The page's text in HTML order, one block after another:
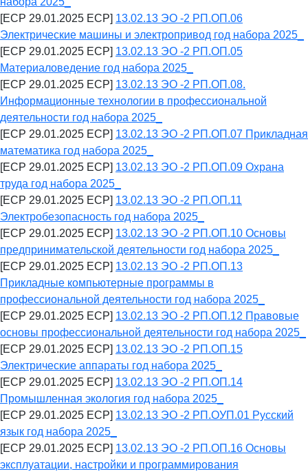
[ECP 29.01.2025 ECP] 13.02.13 ЭО -2 РП.ОП.06
Электрические машины и электропривод год набора 2025_
[ECP 29.01.2025 ECP] 13.02.13 ЭО -2 РП.ОП.05
Материаловедение год набора 2025_
[ECP 29.01.2025 ECP] 13.02.13 ЭО -2 РП.ОП.08.
Информационные технологии в профессиональной
деятельности год набора 2025_
[ECP 29.01.2025 ECP] 13.02.13 ЭО -2 РП.ОП.07 Прикладная
математика год набора 2025_
[ECP 29.01.2025 ECP] 13.02.13 ЭО -2 РП.ОП.09 Охрана
труда год набора 2025_
[ECP 29.01.2025 ECP] 13.02.13 ЭО -2 РП.ОП.11
Электробезопасность год набора 2025_
[ECP 29.01.2025 ECP] 13.02.13 ЭО -2 РП.ОП.10 Основы
предпринимательской деятельности год набора 2025_
[ECP 29.01.2025 ECP] 13.02.13 ЭО -2 РП.ОП.13
Прикладные компьютерные программы в
профессиональной деятельности год набора 2025_
[ECP 29.01.2025 ECP] 13.02.13 ЭО -2 РП.ОП.12 Правовые
основы профессиональной деятельности год набора 2025_
[ECP 29.01.2025 ECP] 13.02.13 ЭО -2 РП.ОП.15
Электрические аппараты год набора 2025_
[ECP 29.01.2025 ECP] 13.02.13 ЭО -2 РП.ОП.14
Промышленная экология год набора 2025_
[ECP 29.01.2025 ECP] 13.02.13 ЭО -2 РП.ОУП.01 Русский
язык год набора 2025_
[ECP 29.01.2025 ECP] 13.02.13 ЭО -2 РП.ОП.16 Основы
эксплуатации, настройки и программирования